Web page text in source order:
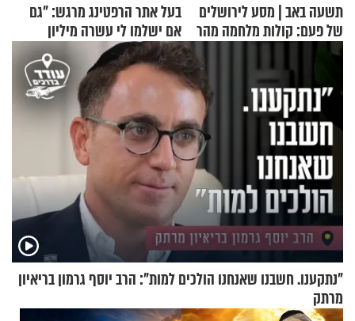
תשעה באב | מסע לירושלים
של פעם: קולות מלחמה מהר
הזיתים
בעל אתר הרפטינג מרגש: "גם
אם ישלמו לי עשרה מיליון
שקלים - לא אפתח בשבת"
"נתקענו. חשבנו שאנחנו הולכים למות": הרב יוסף גרמון בריאיון
מרתק